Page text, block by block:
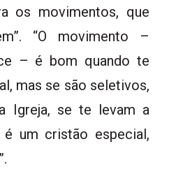
os movimentos, que
“O movimento –
– é bom quando te
mas se são seletivos,
Igreja, se te levam a
um cristão especial,